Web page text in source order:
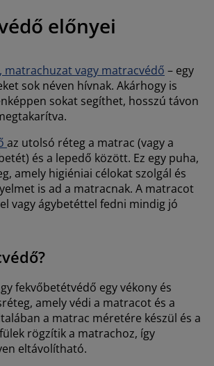
előnyei
matrachuzat vagy matracvédő – egy
sok néven hívnak. Akárhogy is
sokat segíthet, hosszú távon
az utolsó réteg a matrac (vagy a
és a lepedő között. Ez egy puha,
amely higiéniai célokat szolgál és
is ad a matracnak. A matracot
vagy ágybetéttel fedni mindig jó
fekvőbetétvédő egy vékony és
amely védi a matracot és a
a matrac méretére készül és a
rögzítik a matrachoz, így
eltávolítható.